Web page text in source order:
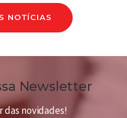
NOTÍCIAS
Newsletter
das novidades!